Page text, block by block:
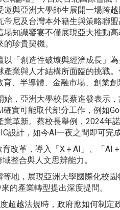
邀與亞洲大學師生展開一場跨
帝尼及台灣本外籍生與策略聯
場知識饗宴不僅展現亞大推動
的珍貴契機。
以「創造性破壞與經濟成長」
產業與人才結構所面臨的挑戰
育、半導體、金融市場、創業創
始，亞洲大學校長蔡進發表示
確實可能取代部分工作，例如
業革新。蔡校長舉例，2024年
設計，如今AI一夜之間即可完成
改革，導入「X＋AI」、「
整合與人文思辨能力。
地，展現亞洲大學國際化校
的產業轉型提出深度提問。
超越法規時，政府應如何制定